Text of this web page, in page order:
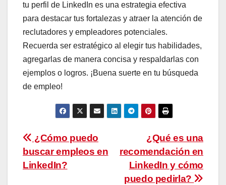
tu perfil de LinkedIn es una estrategia efectiva
para destacar tus fortalezas y atraer la atención de
reclutadores y empleadores potenciales.
Recuerda ser estratégico al elegir tus habilidades,
agregarlas de manera concisa y respaldarlas con
ejemplos o logros. ¡Buena suerte en tu búsqueda
de empleo!
Navegación
de
¿Qué es una
recomendación en
LinkedIn y cómo
puedo pedirla?
¿Cómo puedo
buscar empleos en
LinkedIn?